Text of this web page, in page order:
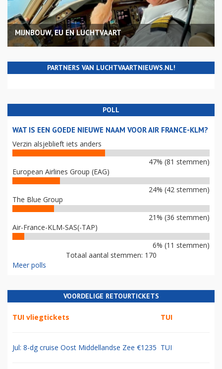
MIJNBOUW, EU EN LUCHTVAART
PARTNERS VAN LUCHTVAARTNIEUWS.NL!
POLL
WAT IS EEN GOEDE NIEUWE NAAM VOOR AIR FRANCE-KLM?
Verzin alsjeblieft iets anders
47% (81 stemmen)
European Airlines Group (EAG)
24% (42 stemmen)
The Blue Group
21% (36 stemmen)
Air-France-KLM-SAS(-TAP)
6% (11 stemmen)
Totaal aantal stemmen: 170
Meer polls
VOORDELIGE RETOURTICKETS
TUI vliegtickets TUI
Jul: 8-dg cruise Oost Middellandse Zee €1235 TUI